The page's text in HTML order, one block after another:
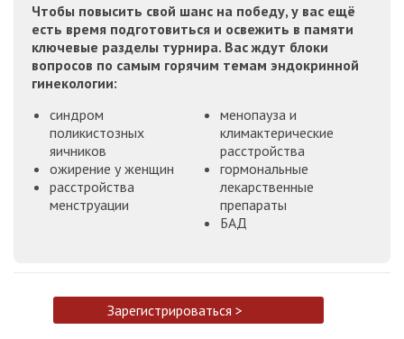
Чтобы повысить свой шанс на победу, у вас ещё
есть время подготовиться и освежить в памяти
ключевые разделы турнира. Вас ждут блоки
вопросов по самым горячим темам эндокринной
гинекологии:
синдром
поликистозных
яичников
ожирение у женщин
расстройства
менструации
менопауза и
климактерические
расстройства
гормональные
лекарственные
препараты
БАД
Зарегистрироваться >